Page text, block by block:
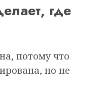
где
потому что
но не